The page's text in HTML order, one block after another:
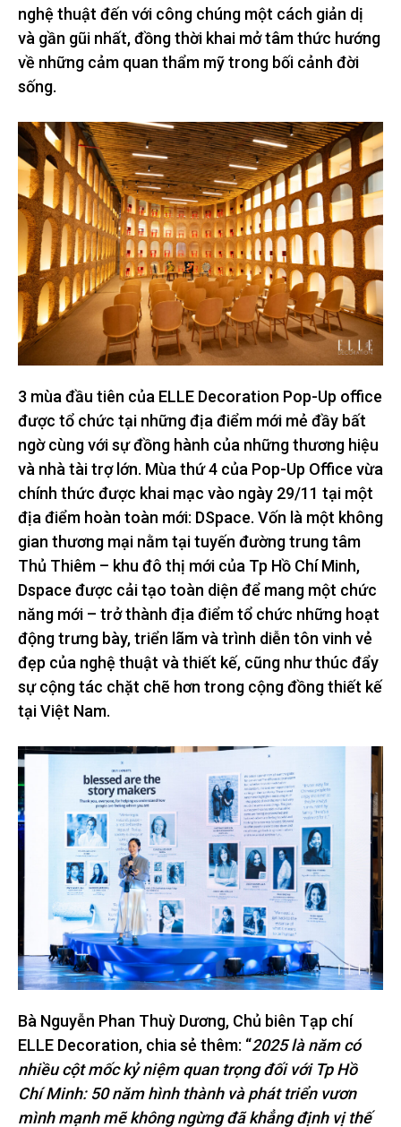
nghệ thuật đến với công chúng một cách giản dị
và gần gũi nhất, đồng thời khai mở tâm thức hướng
về những cảm quan thẩm mỹ trong bối cảnh đời
sống.
3 mùa đầu tiên của ELLE Decoration Pop-Up office
được tổ chức tại những địa điểm mới mẻ đầy bất
ngờ cùng với sự đồng hành của những thương hiệu
và nhà tài trợ lớn. Mùa thứ 4 của Pop-Up Office vừa
chính thức được khai mạc vào ngày 29/11 tại một
địa điểm hoàn toàn mới: DSpace. Vốn là một không
gian thương mại nằm tại tuyến đường trung tâm
Thủ Thiêm – khu đô thị mới của Tp Hồ Chí Minh,
Dspace được cải tạo toàn diện để mang một chức
năng mới – trở thành địa điểm tổ chức những hoạt
động trưng bày, triển lãm và trình diễn tôn vinh vẻ
đẹp của nghệ thuật và thiết kế, cũng như thúc đẩy
sự cộng tác chặt chẽ hơn trong cộng đồng thiết kế
tại Việt Nam.
Bà Nguyễn Phan Thuỳ Dương, Chủ biên Tạp chí
ELLE Decoration, chia sẻ thêm: “2025 là năm có
nhiều cột mốc kỷ niệm quan trọng đối với Tp Hồ
Chí Minh: 50 năm hình thành và phát triển vươn
mình mạnh mẽ không ngừng đã khẳng định vị thế